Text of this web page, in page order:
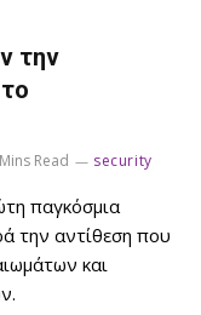
την
Read security
παγκόσμια
την αντίθεση που
και